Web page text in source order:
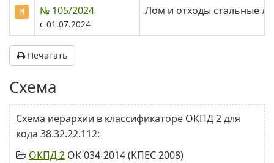
И № 105/2024
с 01.07.2024
Лом и отходы стальные
Печатать
Схема
Схема иерархии в классификаторе ОКПД 2 для
кода 38.32.22.112:
ОКПД 2 ОК 034-2014 (КПЕС 2008)